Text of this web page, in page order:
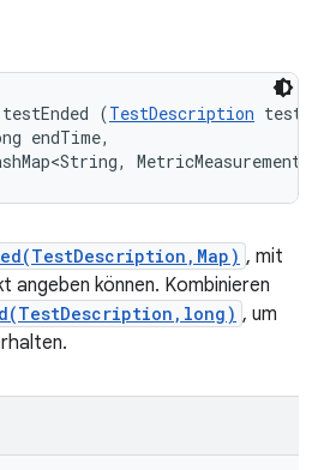
(TestDescription
endTime,
, mit
angeben können. Kombinieren
, um